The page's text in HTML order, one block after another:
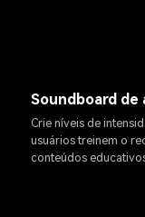
Soundboard de
Crie níveis de
usuários treinem o
conteúdos